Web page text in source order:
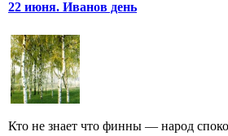
22 июня. Иванов день
Кто не знает что финны — народ